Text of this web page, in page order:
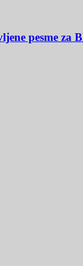
pesme za